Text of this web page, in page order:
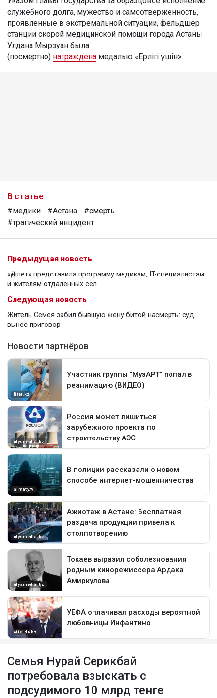
служебного долга, мужество и самоотверженность,
проявленные в экстремальной ситуации, фельдшер
станции скорой медицинской помощи города Астаны
Улдана Мырзуан была
(посмертно) награждена медалью «Ерлігі үшін».
В статье
#медики #Астана
#смерть
#трагический инцидент
Предыдущая новость
«Әділет» представила программу медикам, IT-специалистам
и жителям отдалённых сёл
Следующая новость
Житель Семея забил бывшую жену битой насмерть: суд
вынес приговор
Семья Нурай Серикбай
потребовала взыскать с
подсудимого 10 млрд тенге